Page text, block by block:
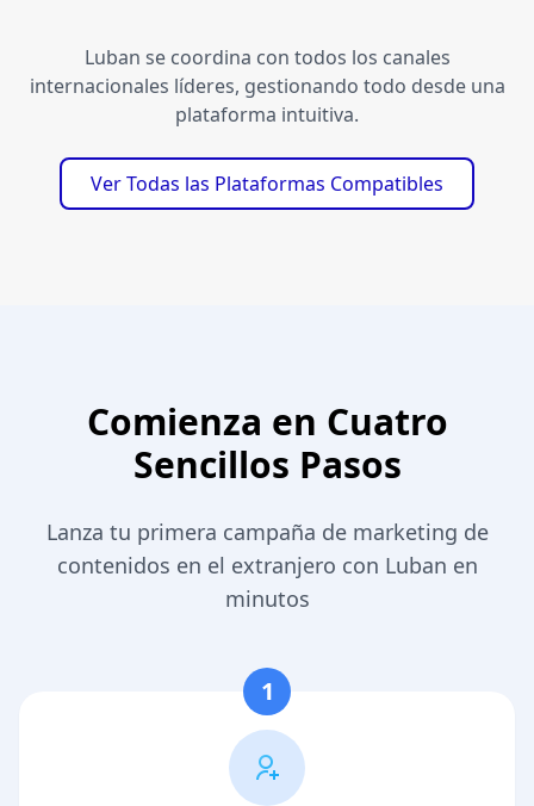
Luban se coordina con todos los canales
internacionales líderes, gestionando todo desde una
plataforma intuitiva.
Ver Todas las Plataformas Compatibles
Comienza en Cuatro
Sencillos Pasos
Lanza tu primera campaña de marketing de
contenidos en el extranjero con Luban en
minutos
1